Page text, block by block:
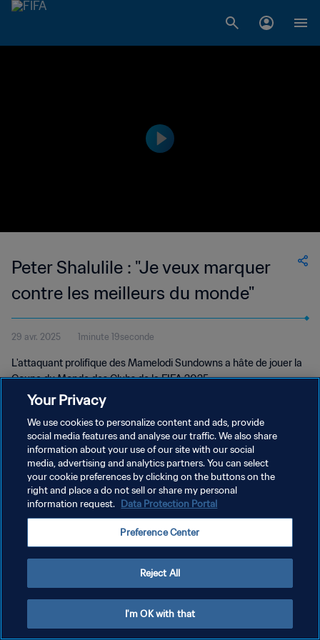
Peter Shalulile : "Je veux marquer
contre les meilleurs du monde"
29 avr. 2025 1minute 19seconde
L'attaquant prolifique des Mamelodi Sundowns a hâte de jouer la
Coupe du Monde des Clubs de la FIFA 2025.
POLITIQUE DE CONFIDENTIALITÉ
CONDITIONS D'UTILISATION
GÉRER VOS PRÉFÉRENCES SUR LES COOKIES
Your Privacy
We use cookies to personalize content and ads, provide
social media features and analyse our traffic. We also share
information about your use of our site with our social
media, advertising and analytics partners. You can select
your cookie preferences by clicking on the buttons on the
right and place a do not sell or share my personal
information request. Data Protection Portal
Preference Center
Reject All
I'm OK with that